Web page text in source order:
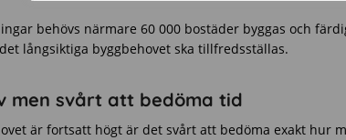
behövs närmare 60 000 bostäder byggas och
långsiktiga byggbehovet ska tillfredsställas.
men svårt att bedöma tid
är fortsatt högt är det svårt att bedöma exakt hur